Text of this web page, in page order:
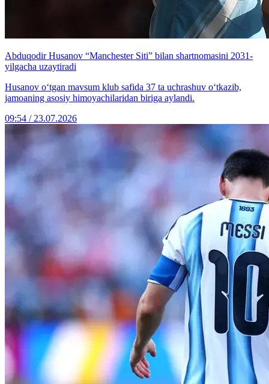
Abduqodir Husanov “Manchester Siti” bilan shartnomasini 2031-
yilgacha uzaytiradi
Husanov o‘tgan mavsum klub safida 37 ta uchrashuv o‘tkazib,
jamoaning asosiy himoyachilaridan biriga aylandi.
09:54 / 23.07.2026